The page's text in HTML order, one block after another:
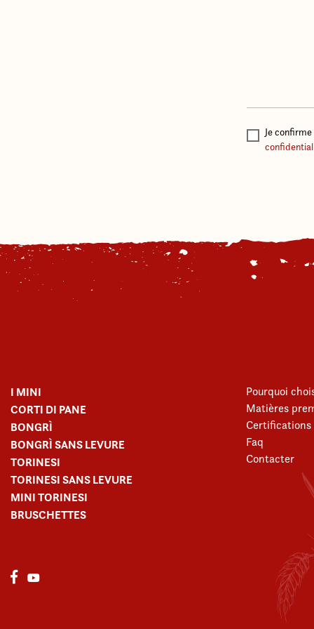
Je
I MINI
CORTI DI PANE
BONGRÌ
BONGRÌ SANS LEVURE
TORINESI
TORINESI SANS LEVURE
MINI TORINESI
BRUSCHETTES
Pourquoi
Matières
Certifications
Faq
Contacter